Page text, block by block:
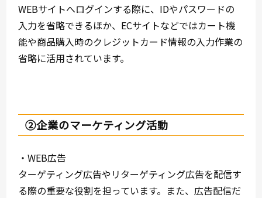
WEBサイトへログインする際に、IDやパスワードの
入力を省略できるほか、ECサイトなどではカート機
能や商品購入時のクレジットカード情報の入力作業の
省略に活用されています。
②企業のマーケティング活動
・WEB広告
ターゲティング広告やリターゲティング広告を配信す
る際の重要な役割を担っています。また、広告配信だ